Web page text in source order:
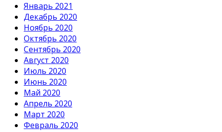
Январь 2021
Декабрь 2020
Ноябрь 2020
Октябрь 2020
Сентябрь 2020
Август 2020
Июль 2020
Июнь 2020
Май 2020
Апрель 2020
Март 2020
Февраль 2020